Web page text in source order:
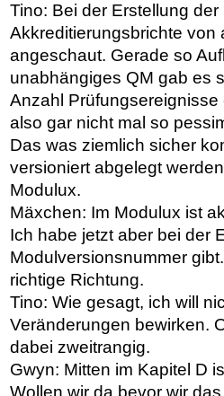
Tino: Bei der Erstellung
Akkreditierungsbrichte von
angeschaut. Gerade so
unabhängiges QM gab es
Anzahl
also gar nicht mal so
Das was ziemlich sicher
versioniert abgelegt
Modulux.
Mäxchen: Im Modulux ist
Ich habe jetzt aber bei der
Modulversionsnummer
richtige Richtung.
Tino: Wie gesagt, ich will
Veränderungen bewirken.
dabei zweitrangig.
Gwyn: Mitten im Kapitel D